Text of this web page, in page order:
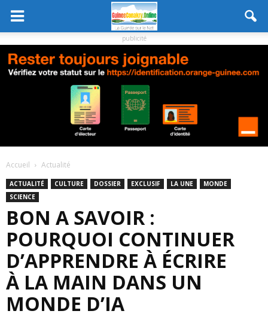
publicité
Accueil Actualité
ACTUALITÉ CULTURE DOSSIER EXCLUSIF LA UNE
MONDE
SCIENCE
BON A SAVOIR :
POURQUOI CONTINUER
D’APPRENDRE À ÉCRIRE
À LA MAIN DANS UN
MONDE D’IA